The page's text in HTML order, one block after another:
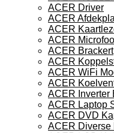
ACER Driver
ACER
ACER
ACER
ACER Brackert
ACER
ACER WiFi
ACER
ACER Inverter
ACER Laptop
ACER DVD
ACER Diverse